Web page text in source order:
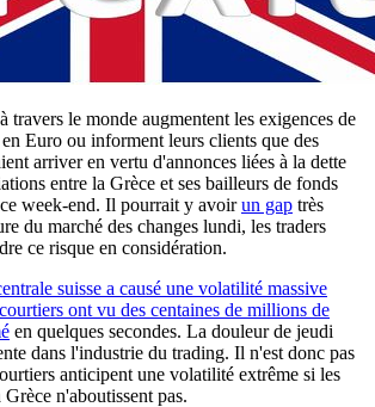
travers le monde augmentent les exigences de
Euro ou informent leurs clients que des
arriver en vertu d'annonces liées à la dette
entre la Grèce et ses bailleurs de fonds
week-end. Il pourrait y avoirun gap très
du marché des changes lundi, les traders
ce risque en considération.
suisse a causé une volatilité massive
courtiers ont vu des centaines de millions de
en quelques secondes. La douleur de jeudi
dans l'industrie du trading. Il n'est donc pas
anticipent une volatilité extrême si les
n'aboutissent pas.